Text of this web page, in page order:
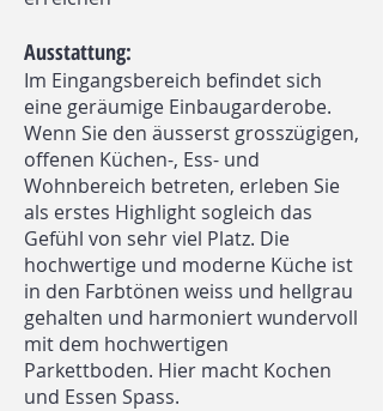
Ausstattung:
Im Eingangsbereich befindet sich
eine geräumige Einbaugarderobe.
Wenn Sie den äusserst grosszügigen,
offenen Küchen-, Ess- und
Wohnbereich betreten, erleben Sie
als erstes Highlight sogleich das
Gefühl von sehr viel Platz. Die
hochwertige und moderne Küche ist
in den Farbtönen weiss und hellgrau
gehalten und harmoniert wundervoll
mit dem hochwertigen
Parkettboden. Hier macht Kochen
und Essen Spass.